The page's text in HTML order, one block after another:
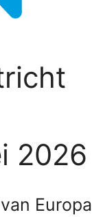
2026
Europa